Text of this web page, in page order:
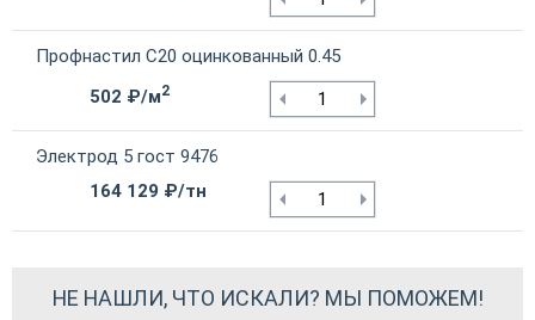
Профнастил С20 оцинкованный 0.45
502 ₽/м2
Электрод 5 гост 9476
164 129 ₽/тн
НЕ НАШЛИ, ЧТО ИСКАЛИ? МЫ ПОМОЖЕМ!